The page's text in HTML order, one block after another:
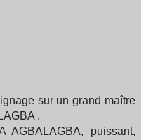
sur un grand maître
.
AGBALAGBA, puissant,